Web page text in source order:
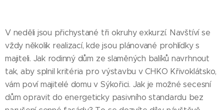
V neděli jsou přichystané tři okruhy exkurzí. Navštíví se
vždy několik realizací, kde jsou plánované prohlídky s
majiteli. Jak rodinný dům ze slaměných balíků navrhnout
tak, aby splnil kritéria pro výstavbu v CHKO Křivoklátsko,
vám poví majitelé domu v Sýkořici. Jak je možné secesní
dům opravit do energeticky pasivního standardu bez